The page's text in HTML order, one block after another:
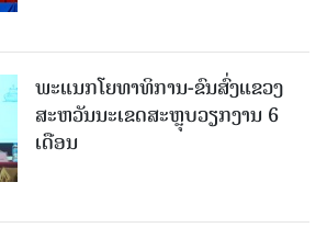
ພະແນກໂຍທາທິການ-ຂົນສົ່ງແຂວງ
ສະຫວັນນະເຂດສະຫຼຸບວຽກງານ 6
ເດືອນ